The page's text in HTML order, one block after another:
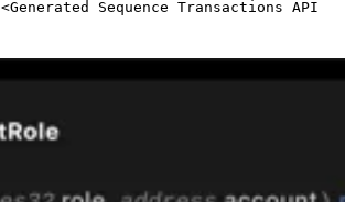
<Generated Sequence Transactions API